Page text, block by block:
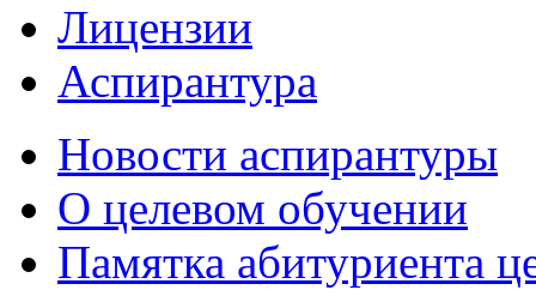
Лицензии
Аспирантура
Новости аспирантуры
О целевом обучении
Памятка абитуриента